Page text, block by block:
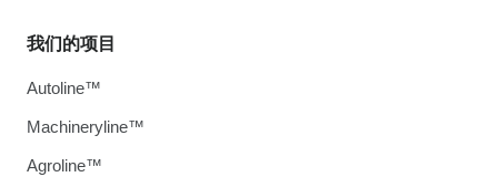
我们的项目
Autoline™
Machineryline™
Agroline™